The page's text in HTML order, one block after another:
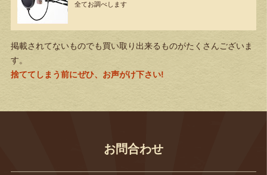
全てお調べします
掲載されてないものでも買い取り出来るものがたくさんございま
す。
捨ててしまう前にぜひ、お声がけ下さい!
お問合わせ